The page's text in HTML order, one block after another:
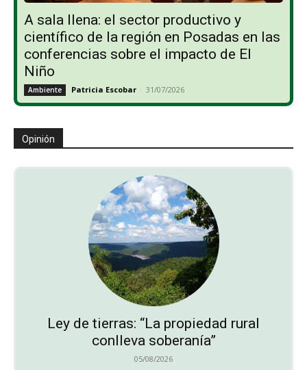
A sala llena: el sector productivo y
científico de la región en Posadas en las
conferencias sobre el impacto de El
Niño
Ambiente Patricia Escobar - 31/07/2026
Opinión
Ley de tierras: “La propiedad rural
conlleva soberanía”
05/08/2026